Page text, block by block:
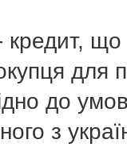
кредит,
для
до
з